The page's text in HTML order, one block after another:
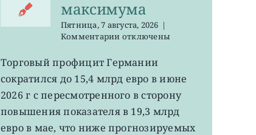
максимума
Пятница, 7 августа, 2026 |
Комментариик
EWG:
немецкий
экспорт
вырос
4-
летнего
отключены
Торговый профицит Германии
сократился до 15,4 млрд евро в июне
2026 г с пересмотренного в сторону
повышения показателя в 19,3 млрд
евро в мае, что ниже прогнозируемых